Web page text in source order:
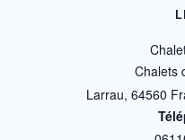
Chalets
Larrau, 64560